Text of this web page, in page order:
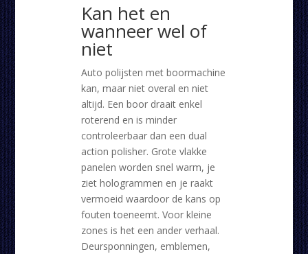
Kan het en
wanneer wel of
niet
Auto polijsten met boormachine
kan, maar niet overal en niet
altijd. Een boor draait enkel
roterend en is minder
controleerbaar dan een dual
action polisher. Grote vlakke
panelen worden snel warm, je
ziet hologrammen en je raakt
vermoeid waardoor de kans op
fouten toeneemt. Voor kleine
zones is het een ander verhaal.
Deursponningen, emblemen,